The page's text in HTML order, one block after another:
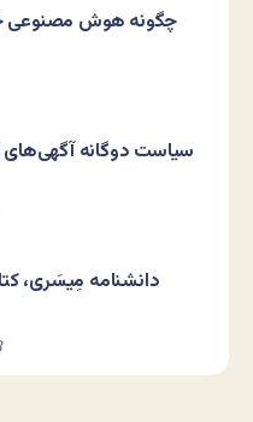
چگونه هوش مصنوعی
سیاست دوگانه آگهی‌های
دانشنامه مِیسَری،